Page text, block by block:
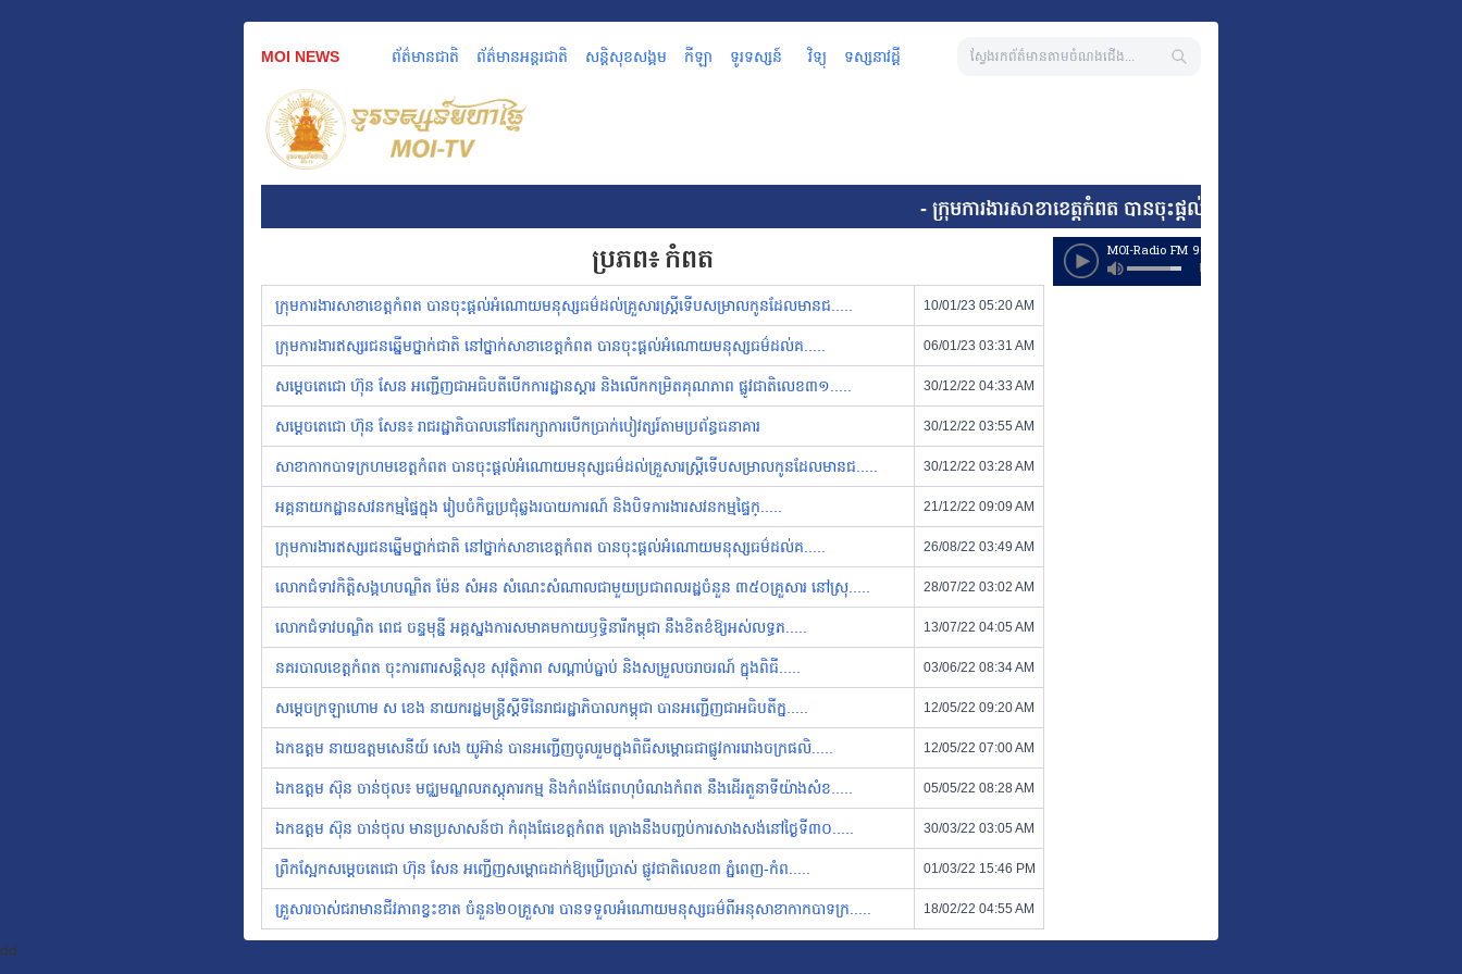
MOI NEWS ព័ត៌មានជាតិ ព័ត៌មានអន្តរជាតិ សន្តិសុខសង្គម កីឡា ទូរទស្សន៍ វិទ្យុ ទស្សនាវដ្តី
- ក្រុមការងារសាខាខេត្តកំពត បានចុះផ្តល់អំណោយមនុស្សធម៌ដល់គ្រួសារស្ត្រី
ប្រភព៖ កំពត
ក្រុមការងារសាខាខេត្តកំពត បានចុះផ្តល់អំណោយមនុស្សធម៌ដល់គ្រួសារស្ត្រីទើបសម្រាលកូនដែលមានជ..... 10/01/23 05:20 AM
ក្រុមការងារឥស្សរជនឆ្នើមថ្នាក់ជាតិ នៅថ្នាក់សាខាខេត្តកំពត បានចុះផ្តល់អំណោយមនុស្សធម៌ដល់គ..... 06/01/23 03:31 AM
សម្ដេចតេជោ ហ៊ុន សែន អញ្ជើញជាអធិបតីបើកការដ្ឋានស្តារ និងលើកកម្រិតគុណភាព ផ្លូវជាតិលេខ៣១..... 30/12/22 04:33 AM
សម្ដេចតេជោ ហ៊ុន សែន៖ រាជរដ្ឋាភិបាលនៅតែរក្សាការបើកប្រាក់បៀវត្សរ៍តាមប្រព័ន្ធធនាគារ 30/12/22 03:55 AM
សាខាកាកបាទក្រហមខេត្តកំពត បានចុះផ្តល់អំណោយមនុស្សធម៌ដល់គ្រួសារស្ត្រីទើបសម្រាលកូនដែលមានជ..... 30/12/22 03:28 AM
អគ្គនាយកដ្ឋានសវនកម្មផ្ទៃក្នុង រៀបចំកិច្ចប្រជុំឆ្លងរបាយការណ៍ និងបិទការងារសវនកម្មផ្ទៃក្..... 21/12/22 09:09 AM
ក្រុមការងារឥស្សរជនឆ្នើមថ្នាក់ជាតិ នៅថ្នាក់សាខាខេត្តកំពត បានចុះផ្តល់អំណោយមនុស្សធម៌ដល់គ..... 26/08/22 03:49 AM
លោកជំទាវកិត្តិសង្គហបណ្ឌិត ម៉ែន សំអន សំណេះសំណាលជាមួយប្រជាពលរដ្ឋចំនួន ៣៥០គ្រួសារ នៅស្រុ..... 28/07/22 03:02 AM
លោកជំទាវបណ្ឌិត ពេជ ចន្ទមុន្នី អគ្គស្នងការសមាគមកាយឫទ្ធិនារីកម្ពុជា នឹងខិតខំឱ្យអស់លទ្ធភ..... 13/07/22 04:05 AM
នគរបាលខេត្តកំពត ចុះការពារសន្ដិសុខ សុវត្ថិភាព សណ្ដាប់ធ្នាប់ និងសម្រួលចរាចរណ៍ ក្នុងពិធី..... 03/06/22 08:34 AM
សម្ដេចក្រឡាហោម ស ខេង នាយករដ្ឋមន្ត្រីស្ដីទីនៃរាជរដ្ឋាភិបាលកម្ពុជា បានអញ្ជើញជាអធិបតីក្ន..... 12/05/22 09:20 AM
ឯកឧត្តម នាយឧត្តមសេនីយ៍ សេង យូអ៊ាន់ បានអញ្ជើញចូលរួមក្នុងពិធីសម្ពោធជាផ្លូវការរោងចក្រផលិ..... 12/05/22 07:00 AM
ឯកឧត្តម ស៊ុន ចាន់ថុល៖ មជ្ឈមណ្ឌលភស្តុភារកម្ម និងកំពង់ផែពហុបំណងកំពត នឹងដើរតួនាទីយ៉ាងសំខ..... 05/05/22 08:28 AM
ឯកឧត្តម ស៊ុន ចាន់ថុល មានប្រសាសន៍ថា កំពុងផែខេត្តកំពត គ្រោងនឹងបញ្ចប់ការសាងសង់នៅថ្ងៃទី៣០..... 30/03/22 03:05 AM
ព្រឹកស្អែកសម្តេចតេជោ ហ៊ុន សែន អញ្ជើញសម្ពោធដាក់ឱ្យប្រើប្រាស់ ផ្លូវជាតិលេខ៣ ភ្នំពេញ-កំព..... 01/03/22 15:46 PM
គ្រួសារចាស់ជរាមានជីវភាពខ្វះខាត ចំនួន២០គ្រួសារ បានទទួលអំណោយមនុស្សធម៌ពីអនុសាខាកាកបាទក្រ..... 18/02/22 04:55 AM
dd